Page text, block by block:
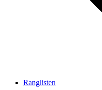
Ranglisten